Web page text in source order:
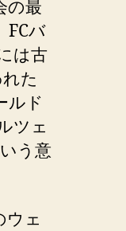
の最
FCバ
は古
た
ルド
ツェ
う意
ウェ